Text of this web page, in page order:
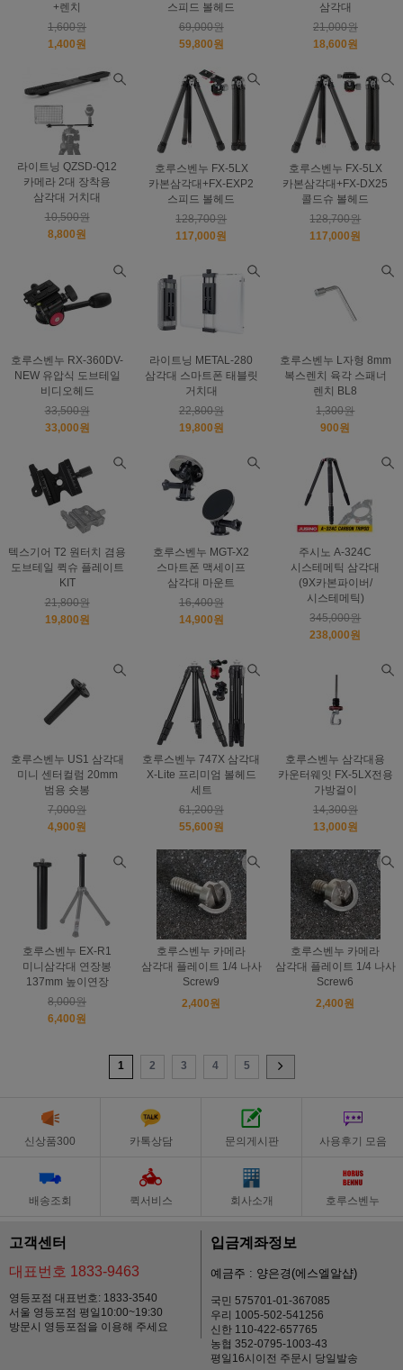
+렌치
1,600원
1,400원
스피드 볼헤드
69,000원
59,800원
삼각대
21,000원
18,600원
라이트닝 QZSD-Q12
카메라 2대 장착용
삼각대 거치대
10,500원
8,800원
호루스벤누 FX-5LX
카본삼각대+FX-EXP2
스피드 볼헤드
128,700원
117,000원
호루스벤누 FX-5LX
카본삼각대+FX-DX25
콜드슈 볼헤드
128,700원
117,000원
호루스벤누 RX-360DV-
NEW 유압식 도브테일
비디오헤드
33,500원
33,000원
라이트닝 METAL-280
삼각대 스마트폰 태블릿
거치대
22,800원
19,800원
호루스벤누 L자형 8mm
복스렌치 육각 스패너
렌치 BL8
1,300원
900원
텍스기어 T2 원터치 겸용
도브테일 퀵슈 플레이트
KIT
21,800원
19,800원
호루스벤누 MGT-X2
스마트폰 맥세이프
삼각대 마운트
16,400원
14,900원
주시노 A-324C
시스테메틱 삼각대
(9X카본파이버/
시스테메틱)
345,000원
238,000원
호루스벤누 US1 삼각대
미니 센터컬럼 20mm
범용 숏봉
7,000원
4,900원
호루스벤누 747X 삼각대
X-Lite 프리미엄 볼헤드
세트
61,200원
55,600원
호루스벤누 삼각대용
카운터웨잇 FX-5LX전용
가방걸이
14,300원
13,000원
호루스벤누 EX-R1
미니삼각대 연장봉
137mm 높이연장
8,000원
6,400원
호루스벤누 카메라
삼각대 플레이트 1/4 나사
Screw9
2,400원
호루스벤누 카메라
삼각대 플레이트 1/4 나사
Screw6
2,400원
1 2 3 4 5
신상품300 카톡상담 문의게시판 사용후기 모음
배송조회 퀵서비스 회사소개 호루스벤누
고객센터
대표번호 1833-9463
영등포점 대표번호: 1833-3540
서울 영등포점 평일10:00~19:30
방문시 영등포점을 이용해 주세요
입금계좌정보
예금주 : 양은경(에스엘알샵)
국민 575701-01-367085
우리 1005-502-541256
신한 110-422-657765
농협 352-0795-1003-43
평일16시이전 주문시 당일발송